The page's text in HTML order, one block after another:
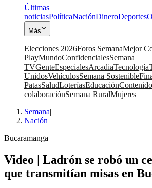
Últimas
noticiasPolíticaNaciónDineroDeportes
Más
Elecciones 2026Foros SemanaMejor
PlayMundoConfidencialesSemana
TVGenteEspecialesArcadiaTecnología
UnidosVehículosSemana Sostenible
PatasSaludLoteríasEducación
colaboraciónSemana RuralMujeres
Semana|
Nación
Bucaramanga
Video | Ladrón se robó un
que transmitían misas en